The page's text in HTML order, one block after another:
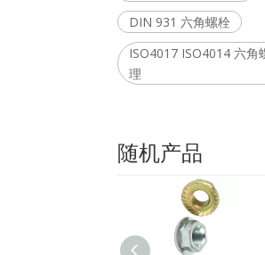
DIN 931 六角螺栓
ISO4017 ISO4014 六角
理
随机产品